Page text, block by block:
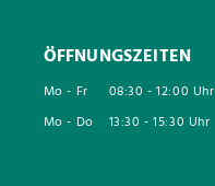
ÖFFNUNGSZEITEN
Mo - Fr
08:30 - 12:00 Uhr
Mo - Do
13:30 - 15:30 Uhr